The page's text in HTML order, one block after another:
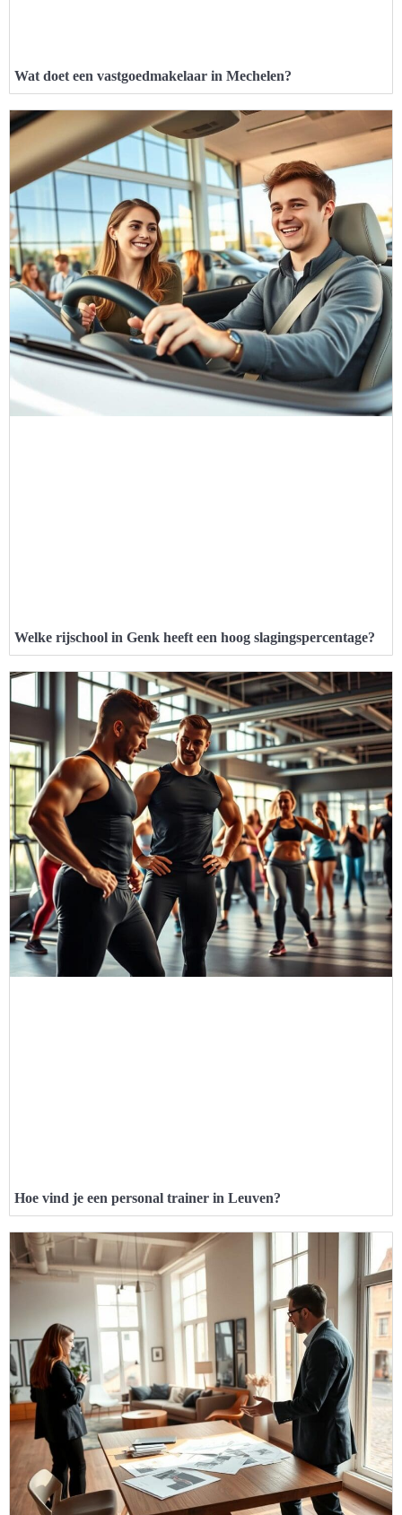
Wat doet een vastgoedmakelaar in Mechelen?
Welke rijschool in Genk heeft een hoog slagingspercentage?
Hoe vind je een personal trainer in Leuven?